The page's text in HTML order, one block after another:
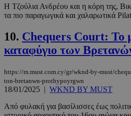
Η Τζούλια Ανδρέου και η κόρη της,
τα πιο παραγωγικά και χαλαρωτικά
10. Chequers Court: Το
καταφύγιο των
https://m.must.com.cy/gr/wknd-by-must/
ton-bretanwn-prothypoyrgwn
18/01/2025 | WKND BY MUST
Από φυλακή για βασίλισσες έως